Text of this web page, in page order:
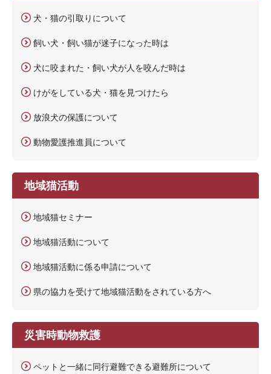
犬・猫の引取りについて
飼い犬・飼い猫が迷子になった時は
犬に咬まれた・飼い犬が人を咬んだ時は
けがをしている犬・猫を見つけたら
放浪犬の保護について
動物愛護推進員について
地域猫活動
地域猫セミナー
地域猫活動について
地域猫活動に係る申請について
県の協力を受けて地域猫活動をされている方へ
災害時動物救護
ペットと一緒に同行避難できる避難所について